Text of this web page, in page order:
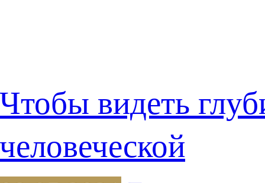
Чтобы видеть
человеческой